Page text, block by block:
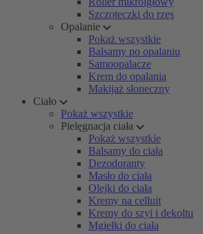
Szczoteczki do rzęs
Opalanie
Pokaż wszystkie
Balsamy po opalaniu
Samoopalacze
Krem do opalania
Makijaż słoneczny
Ciało
Pokaż wszystkie
Pielęgnacja ciała
Pokaż wszystkie
Balsamy do ciała
Dezodoranty
Masło do ciała
Olejki do ciała
Kremy na celluit
Kremy do szyi i dekoltu
Mgiełki do ciała